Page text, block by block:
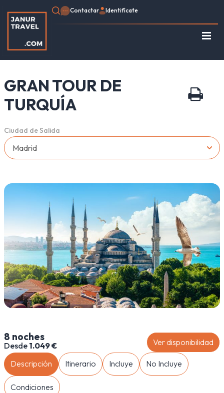
Contactar Identifícate
Egipto
Marruecos
Tipo de viaje
GRAN TOUR DE
TURQUÍA
Ciudad de Salida
Descripción Itinerario Incluye No Incluye
Condiciones
8 noches
Desde 1.049 € Ver disponibilidad